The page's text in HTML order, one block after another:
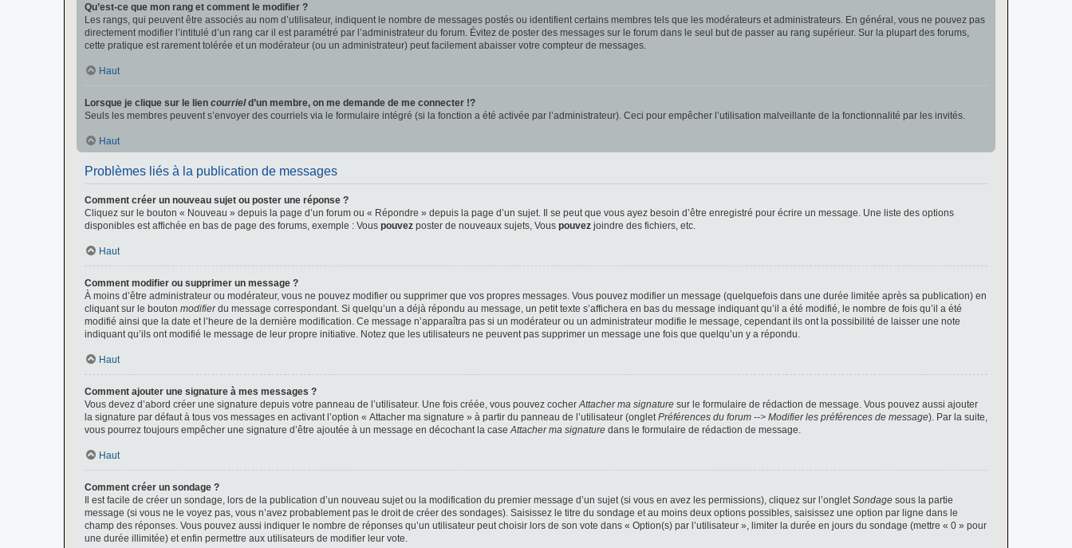
Qu’est-ce que mon rang et comment le modifier ?
Les rangs, qui peuvent être associés au nom d’utilisateur, indiquent le nombre de messages postés ou identifient certains membres tels que les modérateurs et administrateurs. En général, vous ne pouvez pas
directement modifier l’intitulé d’un rang car il est paramétré par l’administrateur du forum. Évitez de poster des messages sur le forum dans le seul but de passer au rang supérieur. Sur la plupart des forums,
cette pratique est rarement tolérée et un modérateur (ou un administrateur) peut facilement abaisser votre compteur de messages.
Haut
Lorsque je clique sur le lien courrield’un membre, on me demande de me connecter !?
Seuls les membres peuvent s’envoyer des courriels via le formulaire intégré (si la fonction a été activée par l’administrateur). Ceci pour empêcher l’utilisation malveillante de la fonctionnalité par les invités.
Haut
Problèmes liés à la publication de messages
Comment créer un nouveau sujet ou poster une réponse ?
Cliquez sur le bouton « Nouveau » depuis la page d’un forum ou « Répondre » depuis la page d’un sujet. Il se peut que vous ayez besoin d’être enregistré pour écrire un message. Une liste des options
disponibles est affichée en bas de page des forums, exemple : Vous pouvez poster de nouveaux sujets, Vous pouvez joindre des fichiers, etc.
Haut
Comment modifier ou supprimer un message ?
À moins d’être administrateur ou modérateur, vous ne pouvez modifier ou supprimer que vos propres messages. Vous pouvez modifier un message (quelquefois dans une durée limitée après sa publication) en
cliquant sur le bouton modifierdu message correspondant. Si quelqu’un a déjà répondu au message, un petit texte s’affichera en bas du message indiquant qu’il a été modifié, le nombre de fois qu’il a été
modifié ainsi que la date et l’heure de la dernière modification. Ce message n’apparaîtra pas si un modérateur ou un administrateur modifie le message, cependant ils ont la possibilité de laisser une note
indiquant qu’ils ont modifié le message de leur propre initiative. Notez que les utilisateurs ne peuvent pas supprimer un message une fois que quelqu’un y a répondu.
Haut
Comment ajouter une signature à mes messages ?
Vous devez d’abord créer une signature depuis votre panneau de l’utilisateur. Une fois créée, vous pouvez cocher Attacher ma signature sur le formulaire de rédaction de message. Vous pouvez aussi ajouter
la signature par défaut à tous vos messages en activant l’option « Attacher ma signature » à partir du panneau de l’utilisateur (onglet Préférences du forum --> Modifier les préférences de message). Par la suite,
vous pourrez toujours empêcher une signature d’être ajoutée à un message en décochant la case Attacher ma signature dans le formulaire de rédaction de message.
Haut
Comment créer un sondage ?
Il est facile de créer un sondage, lors de la publication d’un nouveau sujet ou la modification du premier message d’un sujet (si vous en avez les permissions), cliquez sur l’onglet Sondage sous la partie
message (si vous ne le voyez pas, vous n’avez probablement pas le droit de créer des sondages). Saisissez le titre du sondage et au moins deux options possibles, saisissez une option par ligne dans le
champ des réponses. Vous pouvez aussi indiquer le nombre de réponses qu’un utilisateur peut choisir lors de son vote dans « Option(s) par l’utilisateur », limiter la durée en jours du sondage (mettre « 0 » pour
une durée illimitée) et enfin permettre aux utilisateurs de modifier leur vote.